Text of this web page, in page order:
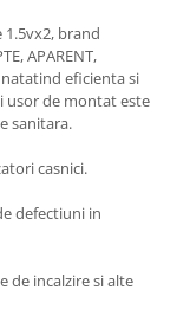
brand
APARENT,
eficienta si
usor de montat este
sanitara.
casnici.
defectiuni in
de incalzire si alte